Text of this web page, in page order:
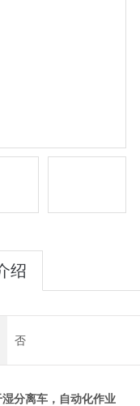
绍
否
分离车，自动化作业